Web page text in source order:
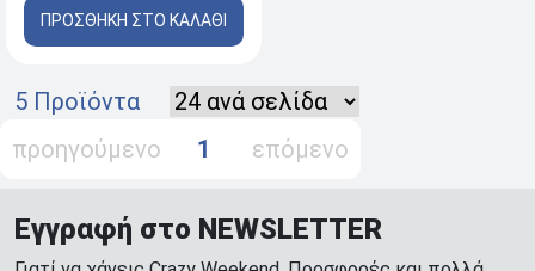
ΠΡΟΣΘΗΚΗ ΣΤΟ ΚΑΛΑΘΙ
5 Προϊόντα
προηγούμενο
1 επόμενο
Εγγραφή στο NEWSLETTER